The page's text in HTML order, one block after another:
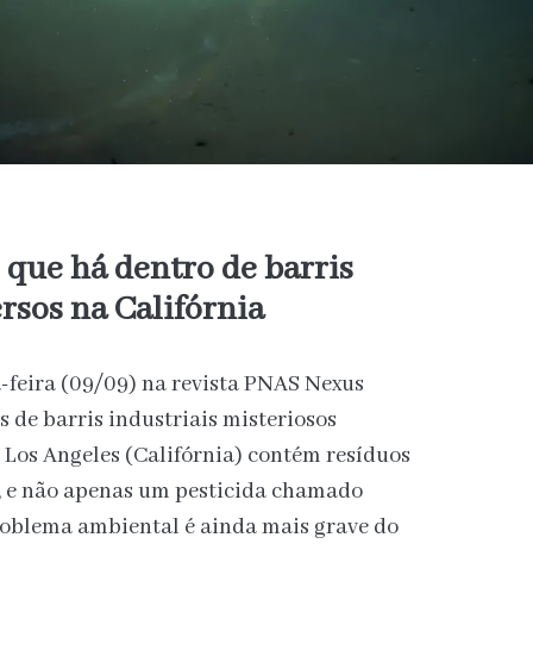
há dentro de barris
na Califórnia
(09/09) na revista PNAS Nexus
de barris industriais misteriosos
Angeles (Califórnia) contém resíduos
não apenas um pesticida chamado
ambiental é ainda mais grave do